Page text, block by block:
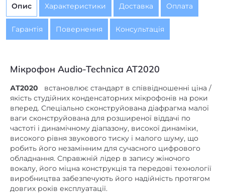
Призначення студійний мікрофон
Тип перетворювача конденсаторний
Опис Характеристики Доставка Оплата
Гарантія Повернення Консультація
Мікрофон Audio-Technica AT2020
АТ2020
встановлює стандарт в співвідношенні ціна /
якість студійних конденсаторних мікрофонів на роки
вперед. Спеціально сконструйована діафрагма малої
ваги сконструйована для розширеної віддачі по
частоті і динамічному діапазону, високої динаміки,
високого рівня звукового тиску і малого шуму, що
робить його незамінним для сучасного цифрового
обладнання. Справжній лідер в запису жіночого
вокалу, його міцна конструкція та передові технології
виробництва забезпечують його надійність протягом
довгих років експлуатації.